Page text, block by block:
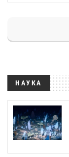
НАУКА